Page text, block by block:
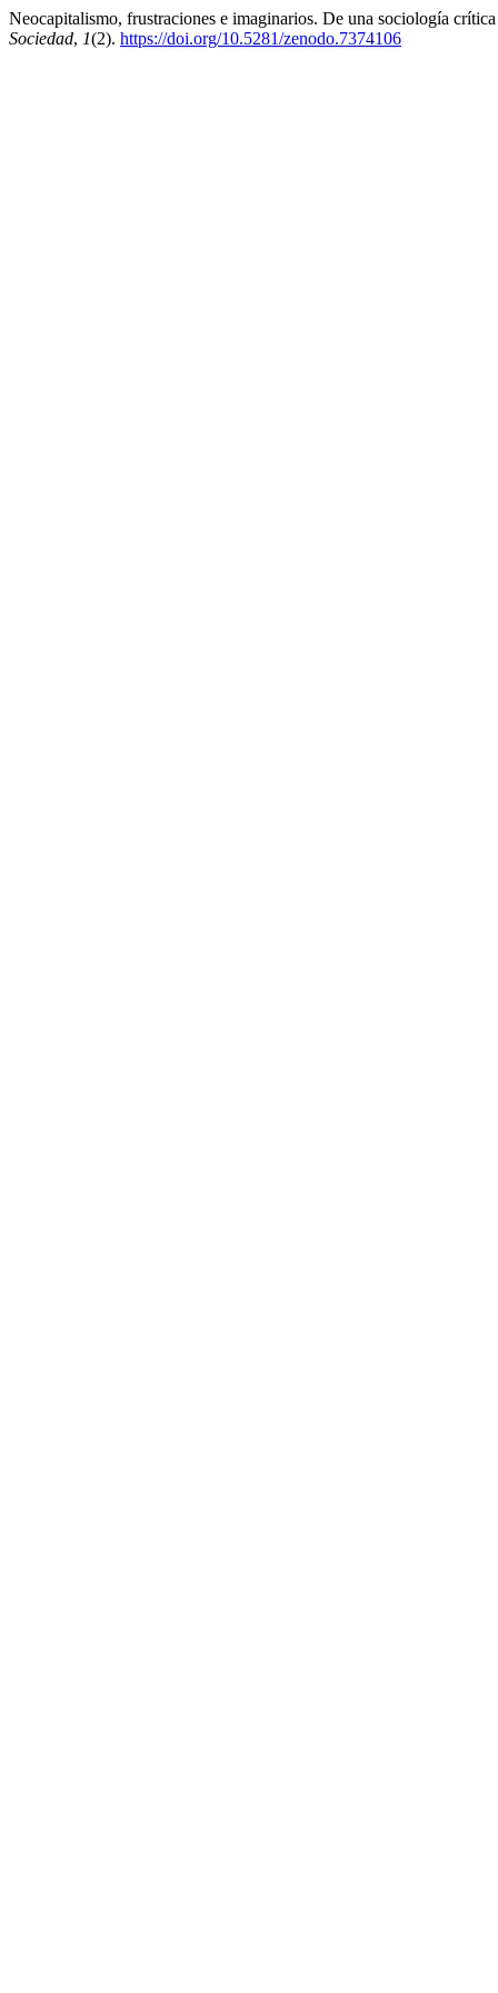
Neocapitalismo, frustraciones e imaginarios. De una sociología
Sociedad, 1(2). https://doi.org/10.5281/zenodo.7374106